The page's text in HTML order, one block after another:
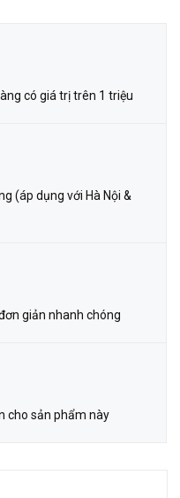
có giá trị trên 1 triệu
(áp dụng với Hà Nội &
giản nhanh chóng
cho sản phẩm này